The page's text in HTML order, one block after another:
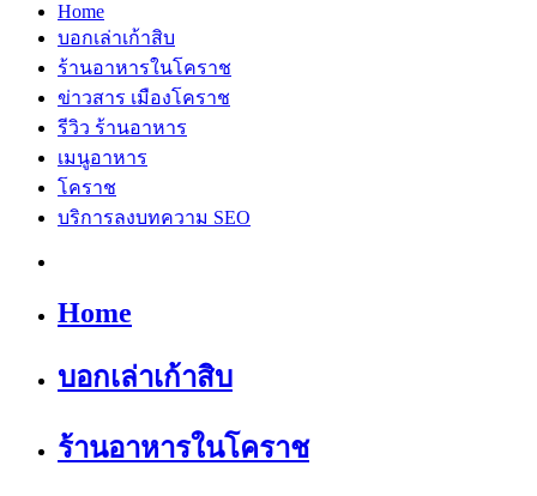
Home
บอกเล่าเก้าสิบ
ร้านอาหารในโคราช
ข่าวสาร เมืองโคราช
รีวิว ร้านอาหาร
เมนูอาหาร
โคราช
บริการลงบทความ SEO
Home
บอกเล่าเก้าสิบ
ร้านอาหารในโคราช